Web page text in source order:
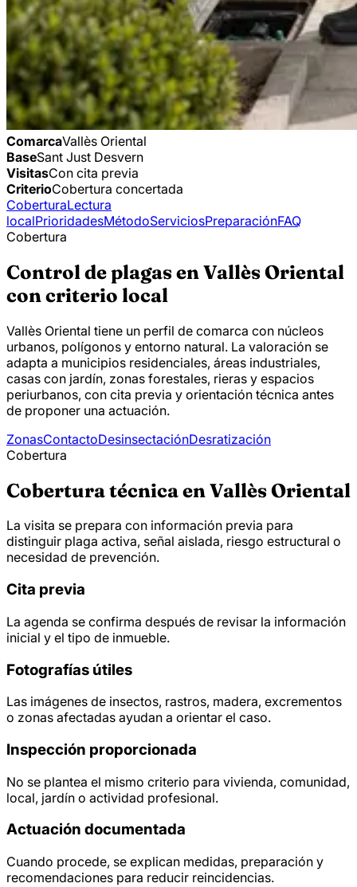
ComarcaVallès Oriental
BaseSant Just Desvern
VisitasCon cita previa
CriterioCobertura concertada
CoberturaLectura
localPrioridadesMétodoServiciosPreparaciónFAQ
Cobertura
Control de plagas en Vallès Oriental
con criterio local
Vallès Oriental tiene un perfil de comarca con núcleos
urbanos, polígonos y entorno natural. La valoración se
adapta a municipios residenciales, áreas industriales,
casas con jardín, zonas forestales, rieras y espacios
periurbanos, con cita previa y orientación técnica antes
de proponer una actuación.
ZonasContactoDesinsectaciónDesratización
Cobertura
Cobertura técnica en Vallès Oriental
La visita se prepara con información previa para
distinguir plaga activa, señal aislada, riesgo estructural o
necesidad de prevención.
Cita previa
La agenda se confirma después de revisar la información
inicial y el tipo de inmueble.
Fotografías útiles
Las imágenes de insectos, rastros, madera, excrementos
o zonas afectadas ayudan a orientar el caso.
Inspección proporcionada
No se plantea el mismo criterio para vivienda, comunidad,
local, jardín o actividad profesional.
Actuación documentada
Cuando procede, se explican medidas, preparación y
recomendaciones para reducir reincidencias.